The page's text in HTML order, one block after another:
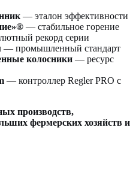
— эталон эффективности
— стабильное горение
рекорд серии
— промышленный стандарт
колосники — ресурс
— контроллер Regler PRO с
производств,
фермерских хозяйств и